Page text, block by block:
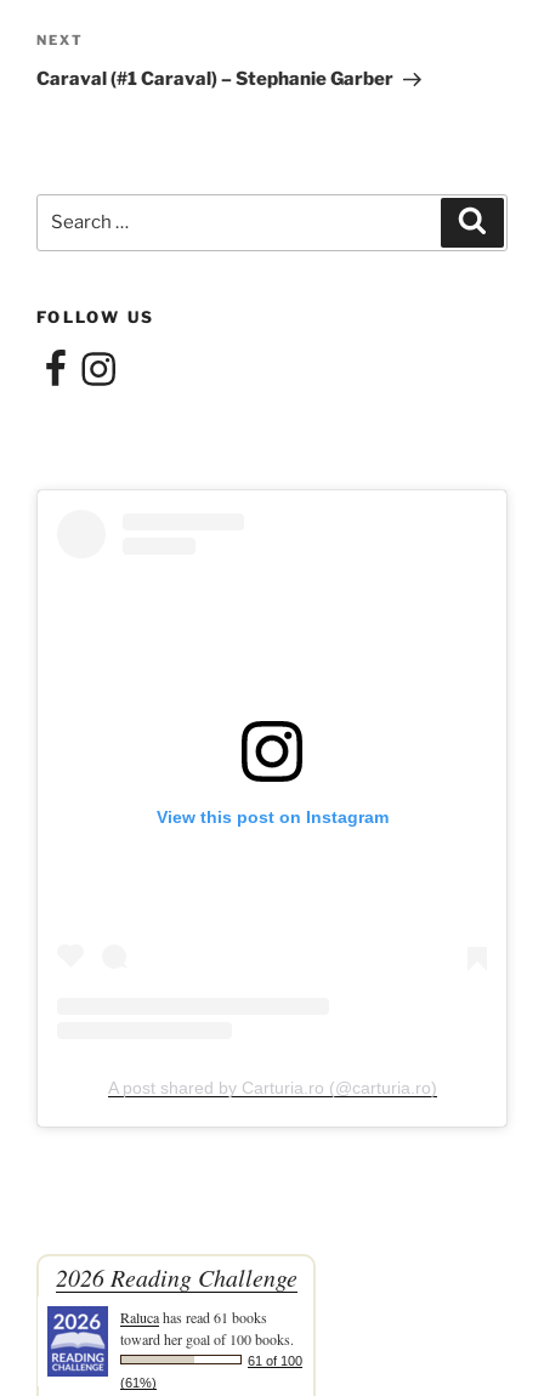
Next
Post
NEXT
Caraval (#1 Caraval) – Stephanie Garber
FOLLOW US
FacebookInstagram
View this post on Instagram
A post shared by Carturia.ro (@carturia.ro)
2026 Reading Challenge
Ralucahas read 61 books
toward her goal of 100 books.
61 of 100
(61%)